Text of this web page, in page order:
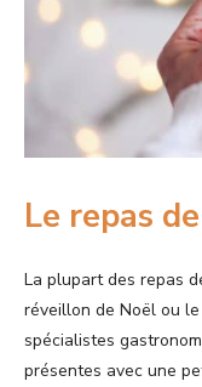
Le repas
La plupart des repas
réveillon de Noël ou
spécialistes
présentes avec une